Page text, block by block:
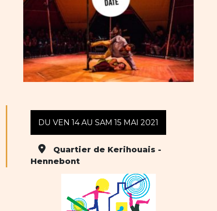
DU VEN 14 AU SAM 15 MAI 2021
Quartier de Kerihouais -
Hennebont